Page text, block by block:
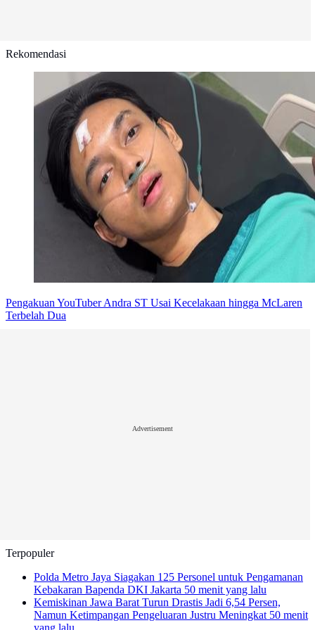
Rekomendasi
Pengakuan YouTuber Andra ST Usai Kecelakaan hingga McLaren
Terbelah Dua
Advertisement
Terpopuler
Polda Metro Jaya Siagakan 125 Personel untuk Pengamanan
Kebakaran Bapenda DKI Jakarta 50 menit yang lalu
Kemiskinan Jawa Barat Turun Drastis Jadi 6,54 Persen,
Namun Ketimpangan Pengeluaran Justru Meningkat 50 menit
yang lalu